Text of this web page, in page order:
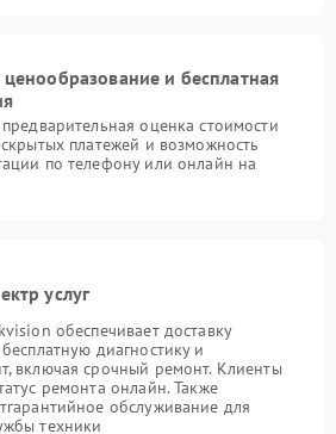
и бесплатная
оценка стоимости
платежей и возможность
по телефону или онлайн на
услуг
обеспечивает доставку
диагностику и
включая срочный ремонт. Клиенты
ремонта онлайн. Также
обслуживание для
техники